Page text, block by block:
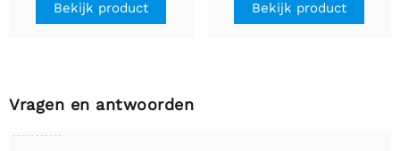
Bekijk product Bekijk product
Vragen en antwoorden